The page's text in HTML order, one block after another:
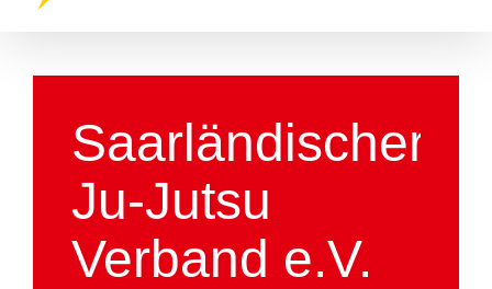
Saarländischer
Ju-Jutsu
Verband e.V.